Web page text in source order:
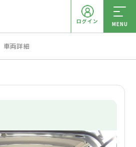
ログイン MENU
車両詳細